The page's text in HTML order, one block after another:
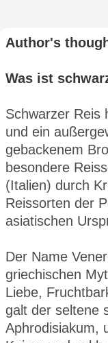
Author's
Was ist
Schwarzer Reis
und ein
gebackenem
besondere
(Italien) durch
Reissorten der
asiatischen
Der Name
griechischen
Liebe,
galt der seltene
Aphrodisiakum,